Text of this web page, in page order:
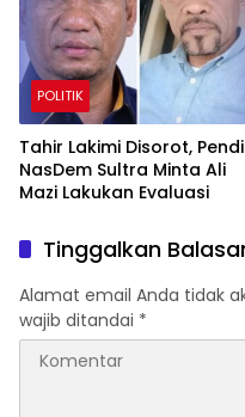
POLITIK
Tahir Lakimi Disorot,
NasDem Sultra Minta Ali
Mazi Lakukan Evaluasi
Tinggalkan
Alamat email Anda tidak
wajib ditandai *